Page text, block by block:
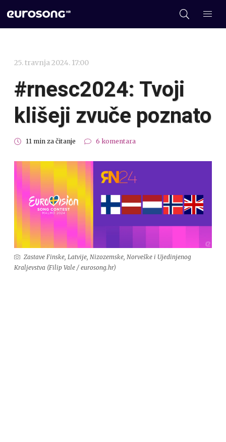
25. travnja 2024. 17:00
#rnesc2024: Tvoji
klišeji zvuče poznato
11 min za čitanje 6 komentara
Zastave Finske, Latvije, Nizozemske, Norveške i Ujedinjenog
Kraljevstva (Filip Vale / eurosong.hr)